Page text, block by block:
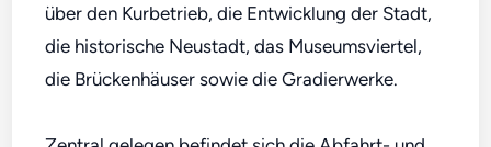
über den Kurbetrieb, die Entwicklung der Stadt,
die historische Neustadt, das Museumsviertel,
die Brückenhäuser sowie die Gradierwerke.